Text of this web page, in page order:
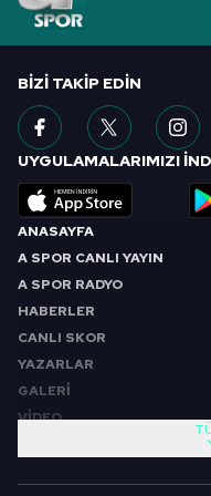
vasıtasıyla
için Ayarlar butonuna
6698 sayılı Kişisel
hazırlanmış
almak için lütfen
ANASAYFA
A SPOR CANLI YAYIN
A SPOR RADYO
HABERLER
CANLI SKOR
YAZARLAR
GALERİ
VİDEO
BIZI TAKIP EDIN
UYGULAMALARIMIZI